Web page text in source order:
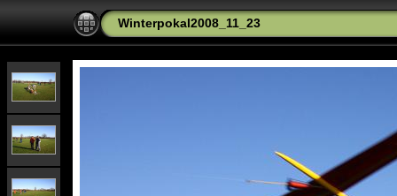
Winterpokal2008_11_23